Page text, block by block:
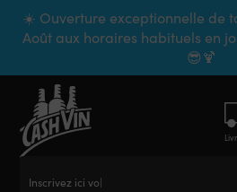
☀️ Ouverture exceptionnelle de
Août aux horaires habituels en
😎🍹
Inscrivez ici vot
Panneau de gestion des cookies